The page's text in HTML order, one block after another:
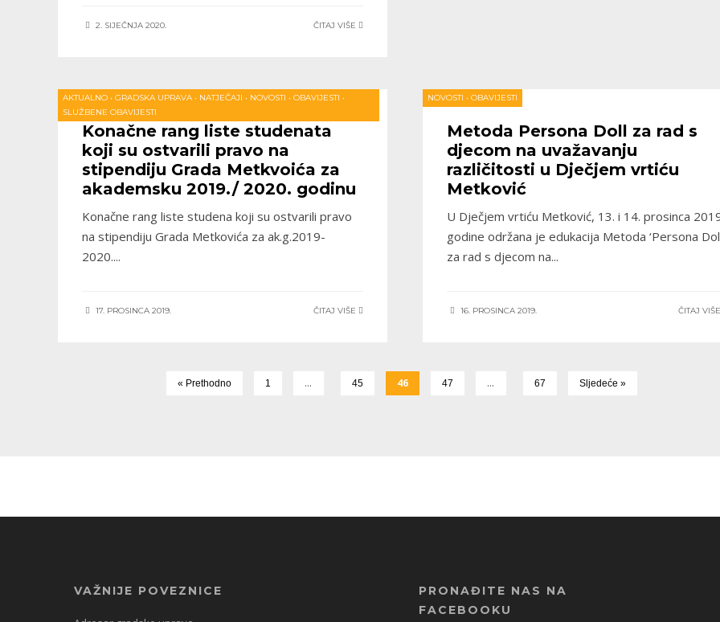
2. SIJEČNJA 2020. ČITAJ VIŠE
AKTUALNO • GRADSKA UPRAVA • NATJEČAJI • NOVOSTI • OBAVIJESTI •
SLUŽBENE OBAVIJESTI
Konačne rang liste studenata
koji su ostvarili pravo na
stipendiju Grada Metkvoića za
akademsku 2019./ 2020. godinu
Konačne rang liste studena koji su ostvarili pravo
na stipendiju Grada Metkovića za ak.g.2019-
2020....
17. PROSINCA 2019. ČITAJ VIŠE
NOVOSTI • OBAVIJESTI
Metoda Persona Doll za rad s
djecom na uvažavanju
različitosti u Dječjem vrtiću
Metković
U Dječjem vrtiću Metković, 13. i 14. prosinca
godine održana je edukacija Metoda ‘Persona
za rad s djecom na...
16. PROSINCA 2019. ČITAJ
« Prethodno 1 … 45 46 47 … 67 Sljedeće »
VAŽNIJE POVEZNICE
PRONAĐITE NAS NA
FACEBOOKU